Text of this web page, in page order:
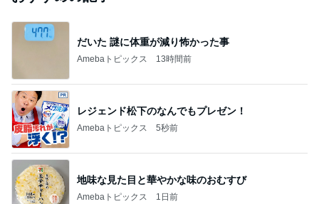
だいた 謎に体重が減り怖かった事
Amebaトピックス 13時間前
レジェンド松下のなんでもプレゼン！
Amebaトピックス 5秒前
地味な見た目と華やかな味のおむすび
Amebaトピックス 1日前